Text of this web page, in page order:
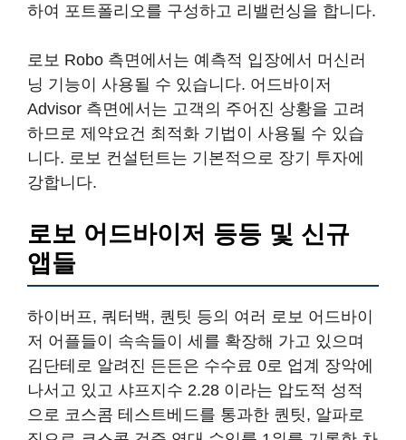
하여 포트폴리오를 구성하고 리밸런싱을 합니다.
로보 Robo 측면에서는 예측적 입장에서 머신러
닝 기능이 사용될 수 있습니다. 어드바이저
Advisor 측면에서는 고객의 주어진 상황을 고려
하므로 제약요건 최적화 기법이 사용될 수 있습
니다. 로보 컨설턴트는 기본적으로 장기 투자에
강합니다.
로보 어드바이저 등등 및 신규
앱들
하이버프, 쿼터백, 퀀팃 등의 여러 로보 어드바이
저 어플들이 속속들이 세를 확장해 가고 있으며
김단테로 알려진 든든은 수수료 0로 업계 장악에
나서고 있고 샤프지수 2.28 이라는 압도적 성적
으로 코스콤 테스트베드를 통과한 퀀팃, 알파로